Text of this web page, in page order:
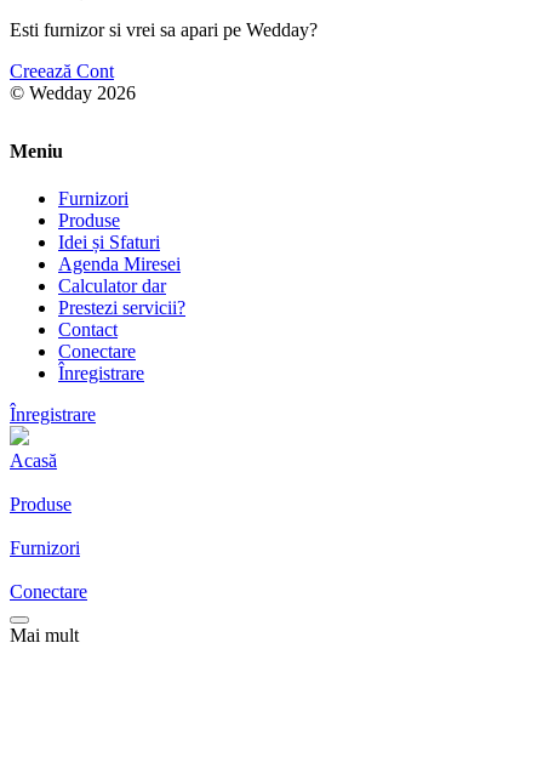
Esti furnizor si vrei sa apari pe Wedday?
Creează Cont
© Wedday 2026
Meniu
Furnizori
Produse
Idei și Sfaturi
Agenda Miresei
Calculator dar
Prestezi servicii?
Contact
Conectare
Înregistrare
Înregistrare
Acasă
Produse
Furnizori
Conectare
Mai mult